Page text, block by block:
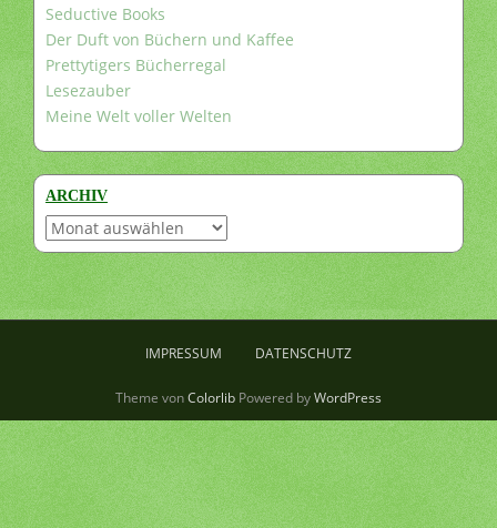
Seductive Books
Der Duft von Büchern und Kaffee
Prettytigers Bücherregal
Lesezauber
Meine Welt voller Welten
ARCHIV
Archiv
IMPRESSUM DATENSCHUTZ
Theme vonColorlib Powered byWordPress